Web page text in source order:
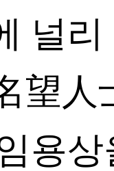
널
望人
용